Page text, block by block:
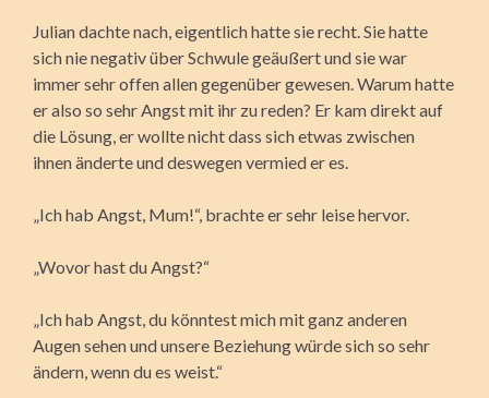
Julian dachte nach, eigentlich hatte sie recht. Sie hatte
sich nie negativ über Schwule geäußert und sie war
immer sehr offen allen gegenüber gewesen. Warum hatte
er also so sehr Angst mit ihr zu reden? Er kam direkt auf
die Lösung, er wollte nicht dass sich etwas zwischen
ihnen änderte und deswegen vermied er es.
„Ich hab Angst, Mum!“, brachte er sehr leise hervor.
„Wovor hast du Angst?“
„Ich hab Angst, du könntest mich mit ganz anderen
Augen sehen und unsere Beziehung würde sich so sehr
ändern, wenn du es weist.“